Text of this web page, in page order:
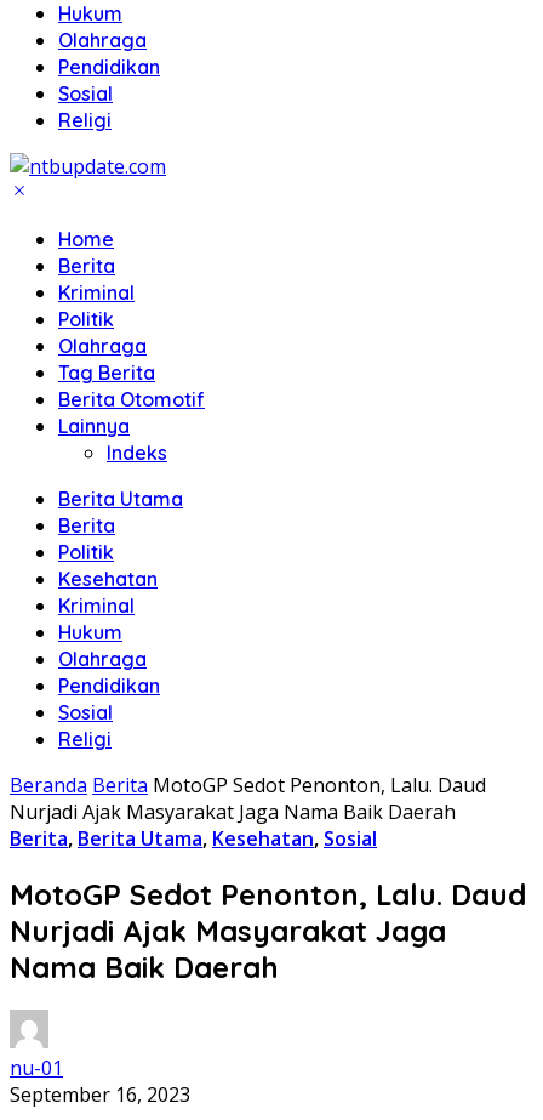
Hukum
Olahraga
Pendidikan
Sosial
Religi
Home
Berita
Kriminal
Politik
Olahraga
Tag Berita
Berita Otomotif
Lainnya
Indeks
Berita Utama
Berita
Politik
Kesehatan
Kriminal
Hukum
Olahraga
Pendidikan
Sosial
Religi
Beranda Berita MotoGP Sedot Penonton, Lalu. Daud
Nurjadi Ajak Masyarakat Jaga Nama Baik Daerah
Berita, Berita Utama, Kesehatan, Sosial
MotoGP Sedot Penonton, Lalu. Daud
Nurjadi Ajak Masyarakat Jaga
Nama Baik Daerah
nu-01
September 16, 2023